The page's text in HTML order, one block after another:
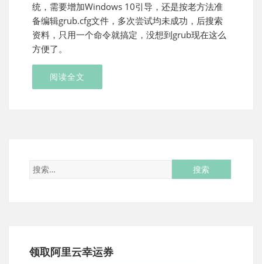
统，需要增加Windows 10引导，还是按老方法准
备编辑grub.cfg文件，多次尝试均未成功，后搜索
资料，只用一个命令就搞定，没想到grub现在这么
方便了。
阅读全文
领取阿里云幸运券